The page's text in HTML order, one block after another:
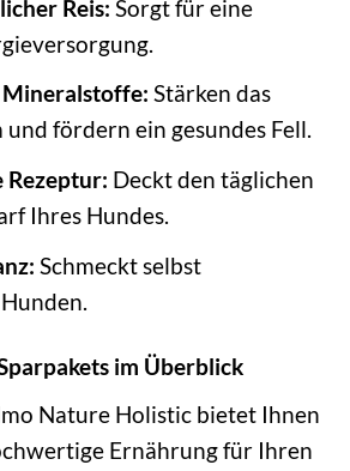
Reis: Sorgt für eine
Stärken das
und fördern ein gesundes Fell.
Rezeptur: Deckt den täglichen
Ihres Hundes.
Schmeckt selbst
im Überblick
Nature Holistic bietet Ihnen
Ernährung für Ihren